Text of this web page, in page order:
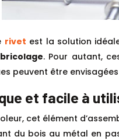
rivet est la solution
bricolage. Pour autant,
peuvent être
et facile à
cet élément
du bois au métal en